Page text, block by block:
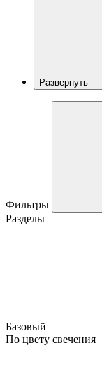
Развернуть
Фильтры
Разделы
Базовый
По цвету свечения